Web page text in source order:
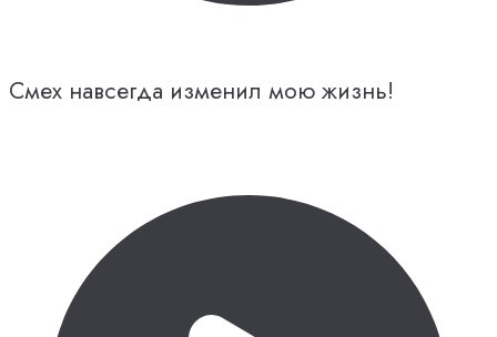
Смех навсегда изменил мою жизнь!